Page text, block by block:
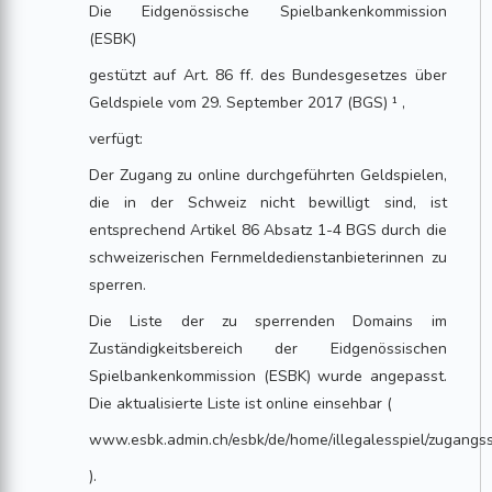
Die Eidgenössische Spielbankenkommission
(ESBK)
gestützt auf Art. 86 ff. des Bundesgesetzes über
Geldspiele vom 29. September 2017 (BGS) ¹ ,
verfügt:
Der Zugang zu online durchgeführten Geldspielen,
die in der Schweiz nicht bewilligt sind, ist
entsprechend Artikel 86 Absatz 1-4 BGS durch die
schweizerischen Fernmeldedienstanbieterinnen zu
sperren.
Die Liste der zu sperrenden Domains im
Zuständigkeitsbereich der Eidgenössischen
Spielbankenkommission (ESBK) wurde angepasst.
Die aktualisierte Liste ist online einsehbar (
www.esbk.admin.ch/esbk/de/home/illegalesspiel/
).